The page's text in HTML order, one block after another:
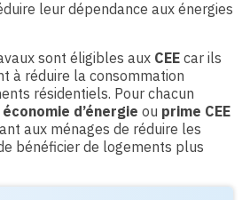
leur dépendance aux énergies
sont éligibles aux CEE car ils
à réduire la consommation
résidentiels. Pour chacun
d’énergie ou prime CEE
aux ménages de réduire les
bénéficier de logements plus